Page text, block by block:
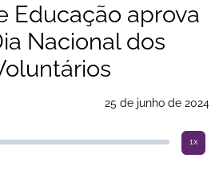
Educação aprova
Nacional dos
25 de junho de 2024
1x